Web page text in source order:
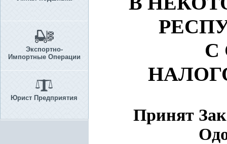
Экспортно-
Импортные Операции
Юрист Предприятия
С
Принят